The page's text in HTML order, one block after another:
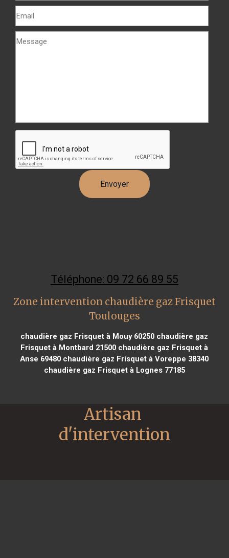
Téléphone: 09 72 66 89 55
Zone intervention chaudière gaz Frisquet
Toulouges
chaudière gaz Frisquet à Mouy 60250 chaudière gaz
Frisquet à Montbard 21500 chaudière gaz Frisquet à
Anse 69480 chaudière gaz Frisquet à Voreppe 38340
chaudière gaz Frisquet à Lognes 77185
Artisan
d'intervention